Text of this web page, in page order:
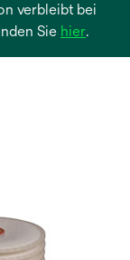
verbleibt bei
Sie hierwird
.